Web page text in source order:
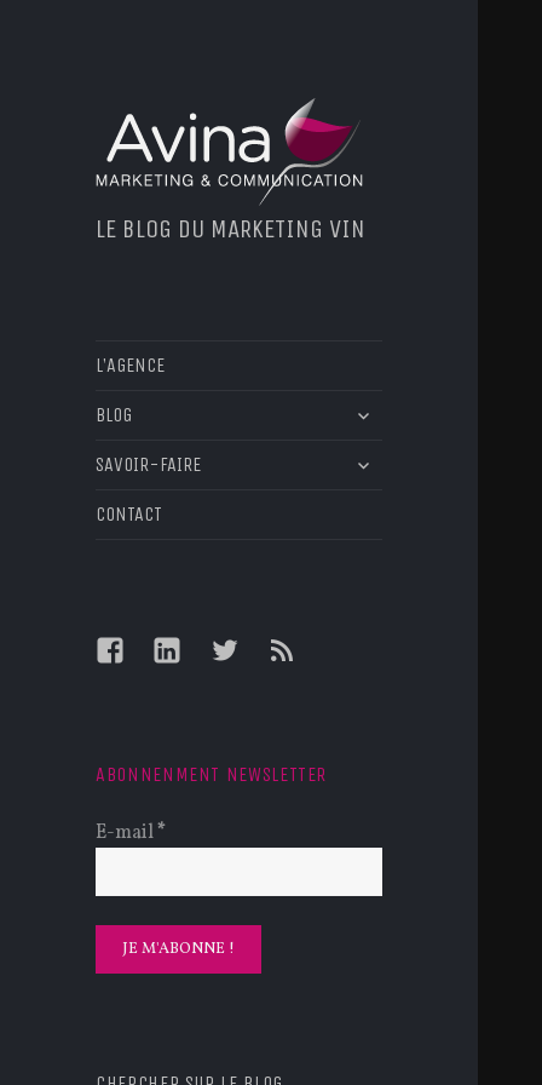
LE BLOG DU MARKETING VIN
L’AGENCE
BLOG
ouvrir
sous-
SAVOIR-FAIRE
ouvrir
CONTACT
FacebookLinkedInTwitterFeed
ABONNENMENT NEWSLETTER
E-mail*